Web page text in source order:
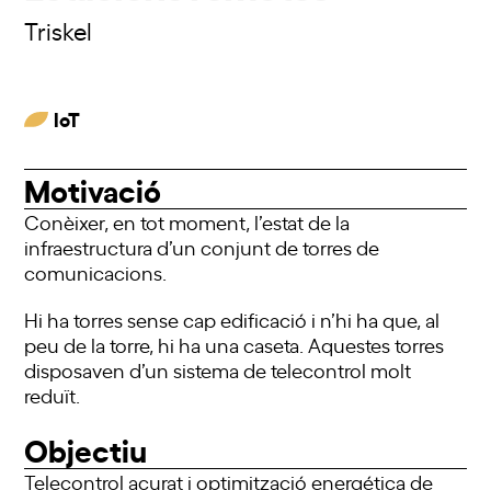
Triskel
IoT
Motivació
Conèixer, en tot moment, l’estat de la
infraestructura d’un conjunt de torres de
comunicacions.
Hi ha torres sense cap edificació i n’hi ha que, al
peu de la torre, hi ha una caseta. Aquestes torres
disposaven d’un sistema de telecontrol molt
reduït.
Objectiu
Telecontrol acurat i optimització energética de